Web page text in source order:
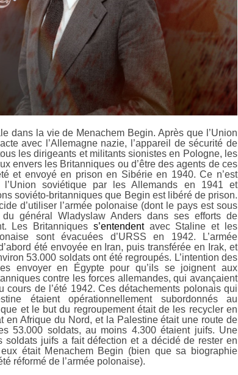
dans la vie de Menachem Begin. Après que l’Union
avec l’Allemagne nazie, l’appareil de sécurité de
les dirigeants et militants sionistes en Pologne, les
envers les Britanniques ou d’être des agents de ces
et envoyé en prison en Sibérie en 1940. Ce n’est
l’Union soviétique par les Allemands en 1941 et
soviéto-britanniques que Begin est libéré de prison.
d’utiliser l’armée polonaise (dont le pays est sous
du général Wladyslaw Anders dans ses efforts de
Les Britanniques s’entendentavec Staline et les
sont évacuées d’URSS en 1942. L’armée
été envoyée en Iran, puis transférée en Irak, et
53.000 soldats ont été regroupés. L’intention des
envoyer en Égypte pour qu’ils se joignent aux
contre les forces allemandes, qui avançaient
cours de l’été 1942. Ces détachements polonais qui
étaient opérationnellement subordonnés au
et le but du regroupement était de les recycler en
en Afrique du Nord, et la Palestine était une route de
53.000 soldats, au moins 4.300 étaient juifs. Une
soldats juifs a fait défection et a décidé de rester en
eux était Menachem Begin (bien que sa biographie
réformé de l’armée polonaise).